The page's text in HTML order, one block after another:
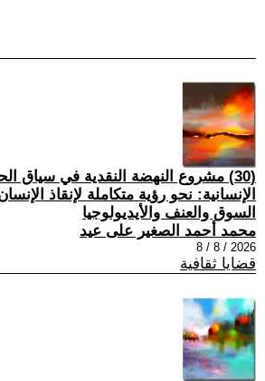
(30) مشروع النهضة النقدية في سياق
الإنسانية: نحو رؤية متكاملة لإنقاذ
السوق والعنف والأيديولوجيا
محمد أحمد الصغير على عيد
2026 / 8 / 8
قضايا ثقافية